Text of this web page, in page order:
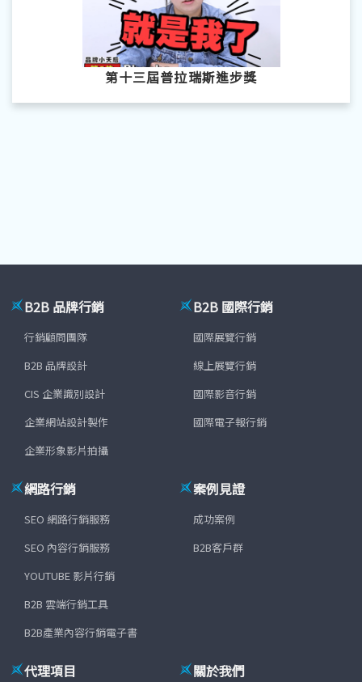
第十三屆普拉瑞斯進步獎
B2B 品牌行銷
行銷顧問團隊
B2B 品牌設計
CIS 企業識別設計
企業網站設計製作
企業形象影片拍攝
B2B 國際行銷
國際展覽行銷
線上展覽行銷
國際影音行銷
國際電子報行銷
網路行銷
SEO 網路行銷服務
SEO 內容行銷服務
YOUTUBE 影片行銷
B2B 雲端行銷工具
B2B產業內容行銷電子書
案例見證
成功案例
B2B客戶群
代理項目 關於我們